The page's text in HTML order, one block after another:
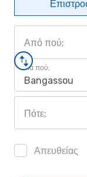
Από πού;
Για πού;
Bangassou
Πότε;
Απευθείας